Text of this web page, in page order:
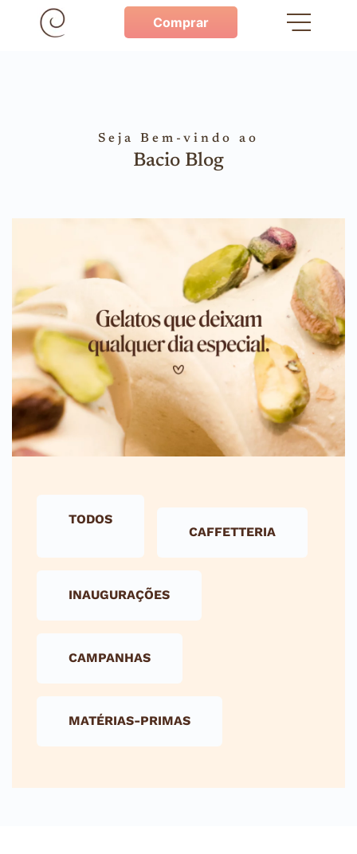
Comprar
Seja Bem-vindo ao
Bacio Blog
TODOS
CAFFETTERIA
INAUGURAÇÕES
CAMPANHAS
MATÉRIAS-PRIMAS